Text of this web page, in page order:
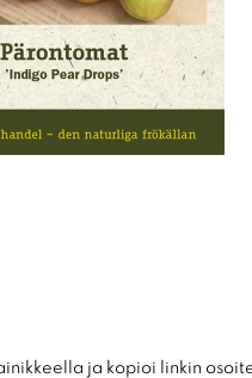
ja kopioi linkin